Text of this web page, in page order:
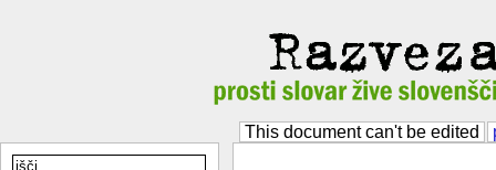
This document can't be edited